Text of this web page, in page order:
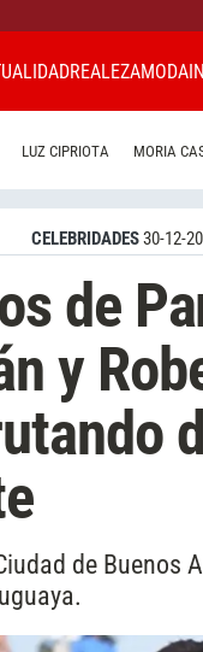
REALEZAMODA
LUZ CIPRIOTA MORIA
CELEBRIDADES30-12-
de
y
de Buenos